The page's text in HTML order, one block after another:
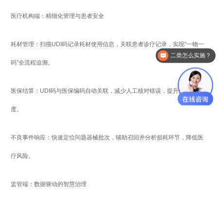
医疗机构端：精细化管理与患者安全
耗材管理：扫描UDI码记录耗材使用信息，关联患者诊疗记录，实现“一物一
码”全流程追溯。
医保结算：UDI码与医保编码自动关联，减少人工核对错误，提升报销精准
度。
不良事件响应：快速定位问题器械批次，辅助召回并分析损耗环节，降低医
疗风险。
监管端：数据驱动的智慧治理
二类怎么实施？